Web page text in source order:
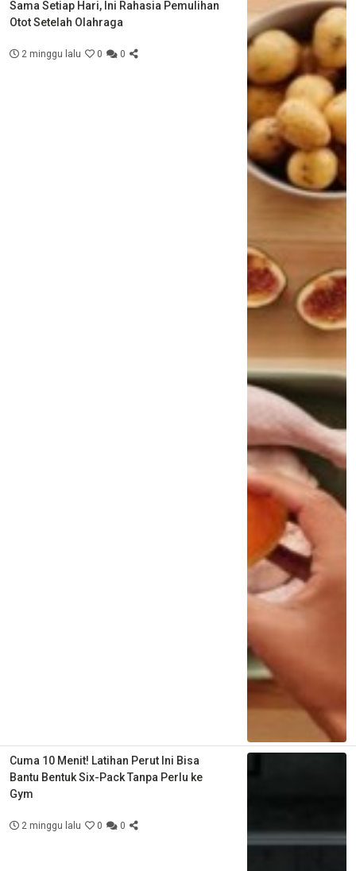
Sama Setiap Hari, Ini Rahasia Pemulihan
Otot Setelah Olahraga
2 minggu lalu 0 0
Cuma 10 Menit! Latihan Perut Ini Bisa
Bantu Bentuk Six-Pack Tanpa Perlu ke
Gym
2 minggu lalu 0 0